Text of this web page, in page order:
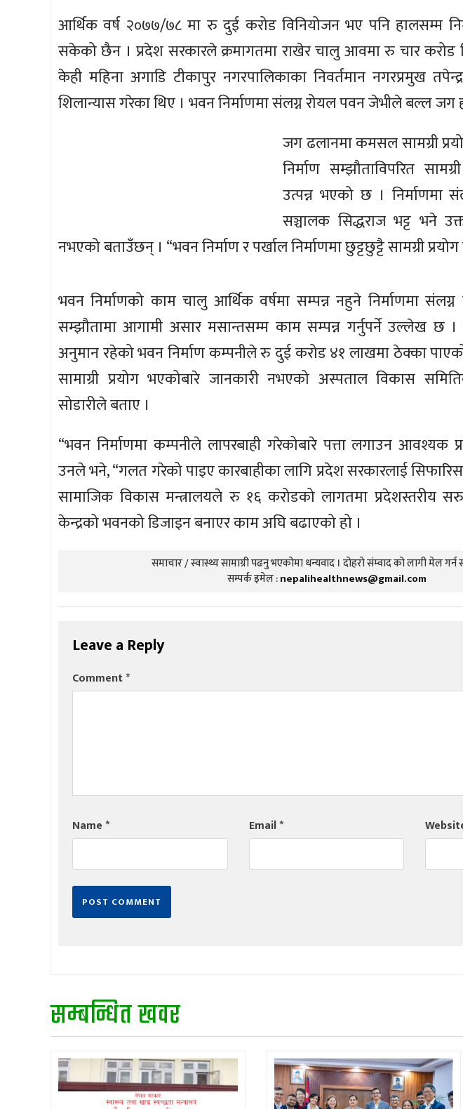
आर्थिक वर्ष २०७७/७८ मा रु दुई करोड विनियोजन भए पनि हालसम्म
सकेको छैन । प्रदेश सरकारले क्रमागतमा राखेर चालु आवमा रु चार करोड
केही महिना अगाडि टीकापुर नगरपालिकाका निवर्तमान नगरप्रमुख
शिलान्यास गरेका थिए । भवन निर्माणमा संलग्न रोयल पवन जेभीले बल्ल
जग ढलानमा कमसल सामग्री
निर्माण सम्झौताविपरित
उत्पन्न भएको छ । निर्माणमा
सञ्चालक सिद्धराज भट्ट भने
नभएको बताउँछन् । “भवन निर्माण र पर्खाल निर्माणमा छुट्टछुट्टै सामग्री
भवन निर्माणको काम चालु आर्थिक वर्षमा सम्पन्न नहुने निर्माणमा
सम्झौतामा आगामी असार मसान्तसम्म काम सम्पन्न गर्नुपर्ने उल्लेख छ
अनुमान रहेको भवन निर्माण कम्पनीले रु दुई करोड ४१ लाखमा ठेक्का
सामाग्री प्रयोग भएकोबारे जानकारी नभएको अस्पताल विकास
सोडारीले बताए ।
“भवन निर्माणमा कम्पनीले लापरबाही गरेकोबारे पत्ता लगाउन आवश्यक
उनले भने, “गलत गरेको पाइए कारबाहीका लागि प्रदेश सरकारलाई
सामाजिक विकास मन्त्रालयले रु १६ करोडको लागतमा प्रदेशस्तरीय
केन्द्रको भवनको डिजाइन बनाएर काम अघि बढाएको हो ।
समाचार / स्वास्थ्य सामाग्री पढनु भएकोमा धन्यवाद । दोहरो संम्वाद को लागी मेल गर्न
सम्पर्क इमेल :nepalihealthnews@gmail.com
Leave a Reply
Comment*
Name* Email*
सम्बन्धित खवर